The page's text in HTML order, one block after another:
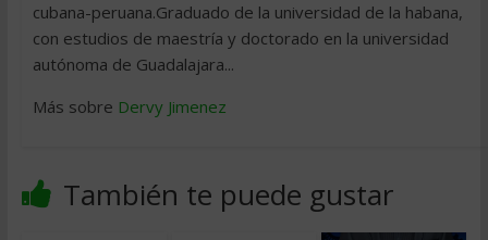
cubana-peruana.Graduado de la universidad de la habana,
con estudios de maestría y doctorado en la universidad
autónoma de Guadalajara...
Más sobre Dervy Jimenez
También te puede gustar